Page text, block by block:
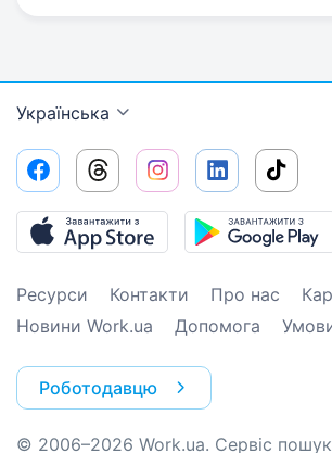
Українська
Ресурси Контакти Про нас
Новини Work.ua
Допомога
Роботодавцю
© 2006–2026 Work.ua. Сервіс